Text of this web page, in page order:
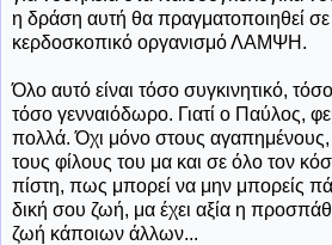
η δράση αυτή θα πραγματοποιηθεί
κερδοσκοπικό οργανισμό ΛΑΜΨΗ.
Όλο αυτό είναι τόσο συγκινητικό,
τόσο γενναιόδωρο. Γιατί ο Παύλος,
πολλά. Όχι μόνο στους αγαπημένους,
τους φίλους του μα και σε όλο τον
πίστη, πως μπορεί να μην μπορείς
δική σου ζωή, μα έχει αξία η
ζωή κάποιων άλλων...